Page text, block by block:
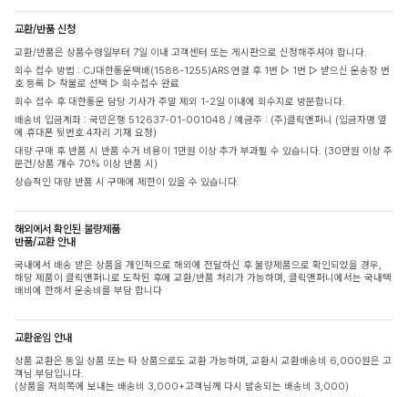
교환/반품 신청
교환/반품은 상품수령일부터 7일 이내 고객센터 또는 게시판으로 신청해주셔야 합니다.
회수 접수 방법 : CJ대한통운택배(1588-1255)ARS 연결 후 1번 ▷ 1번 ▷ 받으신 운송장 번
호 등록 ▷ 착불로 선택 ▷ 회수접수 완료
회수 접수 후 대한통운 담당 기사가 주말 제외 1-2일 이내에 회수지로 방문합니다.
배송비 입금계좌 : 국민은행 512637-01-001048 / 예금주 : (주)클릭앤퍼니 (입금자명 옆
에 휴대폰 뒷번호 4자리 기재 요청)
대량 구매 후 반품 시 반품 수거 비용이 1만원 이상 추가 부과될 수 있습니다. (30만원 이상 주
문건/상품 개수 70% 이상 반품 시)
상습적인 대량 반품 시 구매에 제한이 있을 수 있습니다.
해외에서 확인된 불량제품
반품/교환 안내
국내에서 배송 받은 상품을 개인적으로 해외에 전달하신 후 불량제품으로 확인되었을 경우,
해당 제품이 클릭앤퍼니로 도착된 후에 교환/반품 처리가 가능하며, 클릭앤퍼니에서는 국내택
배비에 한해서 운송비를 부담 합니다
교환운임 안내
상품 교환은 동일 상품 또는 타 상품으로도 교환 가능하며, 교환시 교환배송비 6,000원은 고
객님 부담입니다.
(상품을 저희쪽에 보내는 배송비 3,000+고객님께 다시 발송되는 배송비 3,000)